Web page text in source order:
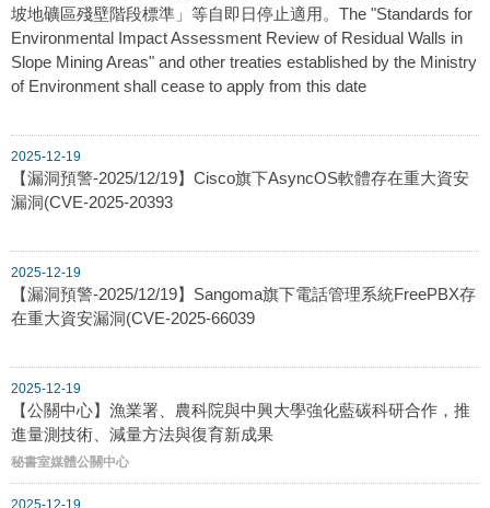
坡地礦區殘壁階段標準」等自即日停止適用。The "Standards for
Environmental Impact Assessment Review of Residual Walls in
Slope Mining Areas" and other treaties established by the Ministry
of Environment shall cease to apply from this date
2025-12-19
【漏洞預警-2025/12/19】Cisco旗下AsyncOS軟體存在重大資安
漏洞(CVE-2025-20393
2025-12-19
【漏洞預警-2025/12/19】Sangoma旗下電話管理系統FreePBX存
在重大資安漏洞(CVE-2025-66039
2025-12-19
【公關中心】漁業署、農科院與中興大學強化藍碳科研合作，推
進量測技術、減量方法與復育新成果
秘書室媒體公關中心
2025-12-19